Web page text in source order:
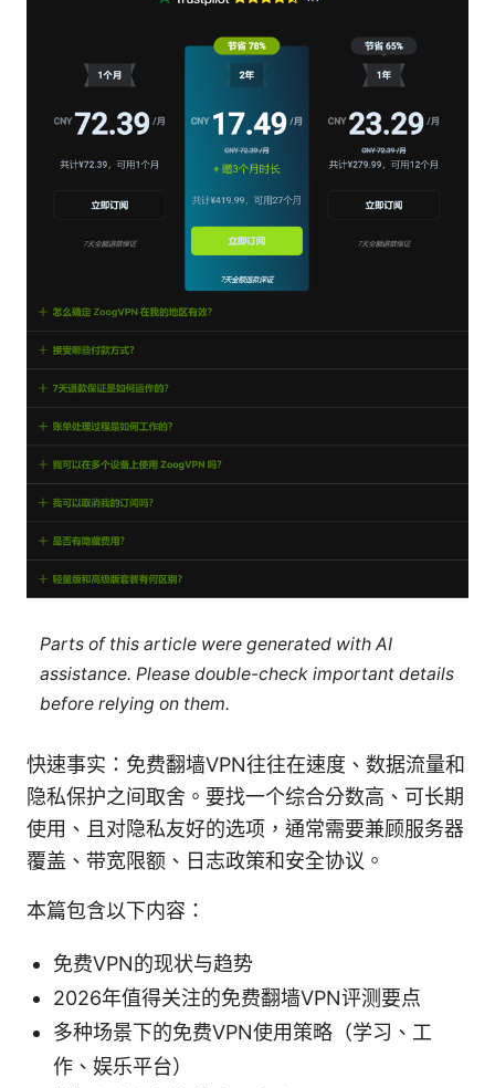
Parts of this article were generated with AI
assistance. Please double-check important details
before relying on them.
快速事实：免费翻墙VPN往往在速度、数据流量和
隐私保护之间取舍。要找一个综合分数高、可长期
使用、且对隐私友好的选项，通常需要兼顾服务器
覆盖、带宽限额、日志政策和安全协议。
本篇包含以下内容：
免费VPN的现状与趋势
2026年值得关注的免费翻墙VPN评测要点
多种场景下的免费VPN使用策略（学习、工
作、娱乐平台）